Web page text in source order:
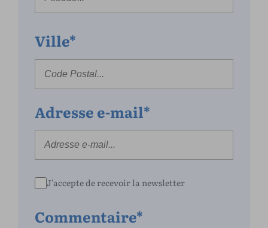
Ville*
Adresse e-mail*
J'accepte de recevoir la newsletter
Commentaire*